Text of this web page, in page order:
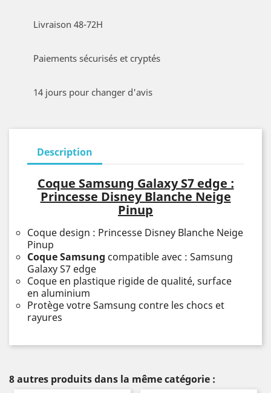
Livraison 48-72H
Paiements sécurisés et cryptés
14 jours pour changer d'avis
Description
Coque Samsung Galaxy S7 edge :
Princesse Disney Blanche Neige
Pinup
Coque design : Princesse Disney Blanche Neige
Pinup
Coque Samsung compatible avec : Samsung
Galaxy S7 edge
Coque en plastique rigide de qualité, surface
en aluminium
Protège votre Samsung contre les chocs et
rayures
8 autres produits dans la même catégorie :